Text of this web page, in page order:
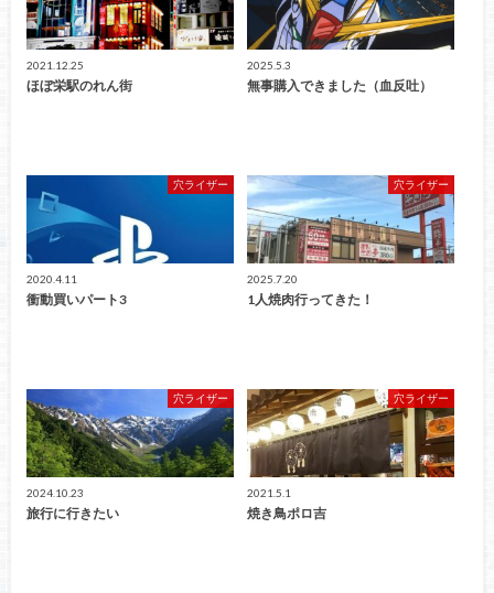
2021.12.25
ほぼ栄駅のれん街
2025.5.3
無事購入できました（血反吐）
穴ライザー
2020.4.11
衝動買いパート3
穴ライザー
2025.7.20
1人焼肉行ってきた！
穴ライザー
2024.10.23
旅行に行きたい
穴ライザー
2021.5.1
焼き鳥ポロ吉